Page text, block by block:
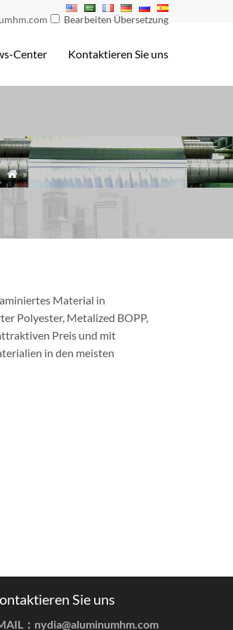
Bearbeiten Übersetzung
Center Kontaktieren Sie uns
 »Tags» Beutelverpackungsfolie
Material in
Polyester, Metalized BOPP,
Preis und mit
in den meisten
Sie uns
： nydia@aluminumhm.com